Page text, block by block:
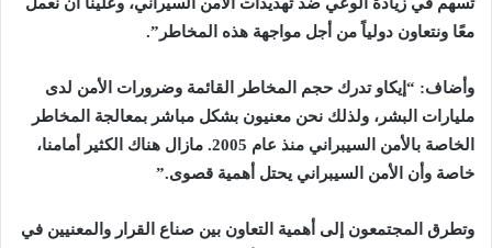
معًا ونتعاون دولياً من أجل مواجهة هذه المخاطر”.
وأضاف: “إيكاو تدرك حجم المخاطر القائمة وضرورات الأمن لدى
مليارات البشر، ولذلك نحن معنيون بشكل مباشر بمعالجة المخاطر
الخاصة بالأمن السيبراني منذ عام 2005. مازال هناك الكثير أمامنا،
خاصة وأن الأمن السيبراني يحتل أهمية قصوى.”
وتطرق المجتمعون إلى أهمية التعاون بين صناع القرار والمعنيين في